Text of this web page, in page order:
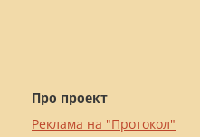
Про проект
Реклама на "Протокол"